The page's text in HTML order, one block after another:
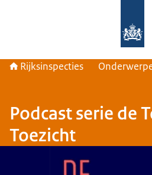
Rijksinspecties
Podcast serie de
Toezicht